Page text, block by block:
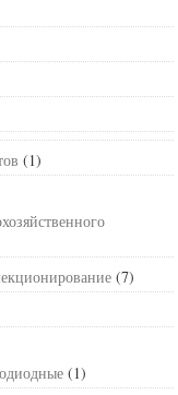
(1)
(7)
(1)